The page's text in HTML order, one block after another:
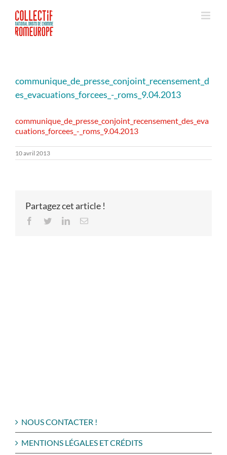
contenu
communique_de_presse_conjoint_recensement_d
es_evacuations_forcees_-_roms_9.04.2013
communique_de_presse_conjoint_recensement_des_eva
cuations_forcees_-_roms_9.04.2013
10 avril 2013
Partagez cet article !
Facebook
TwitterLinkedInEmail
NOUS CONTACTER !
MENTIONS LÉGALES ET CRÉDITS